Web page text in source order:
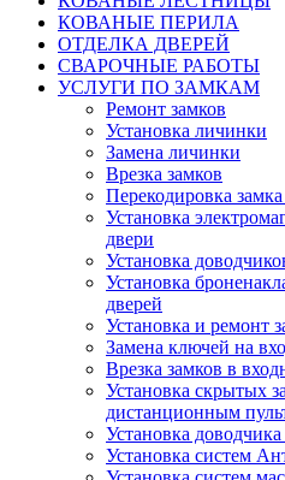
КОВАНЫЕ ПЕРИЛА
ОТДЕЛКА ДВЕРЕЙ
СВАРОЧНЫЕ РАБОТЫ
УСЛУГИ ПО ЗАМКАМ
Ремонт замков
Установка личинки
Замена личинки
Врезка замков
Перекодировка
Установка
двери
Установка
Установка
дверей
Установка и ремонт
Замена ключей на
Врезка замков в
Установка скрытых
дистанционным
Установка
Установка систем